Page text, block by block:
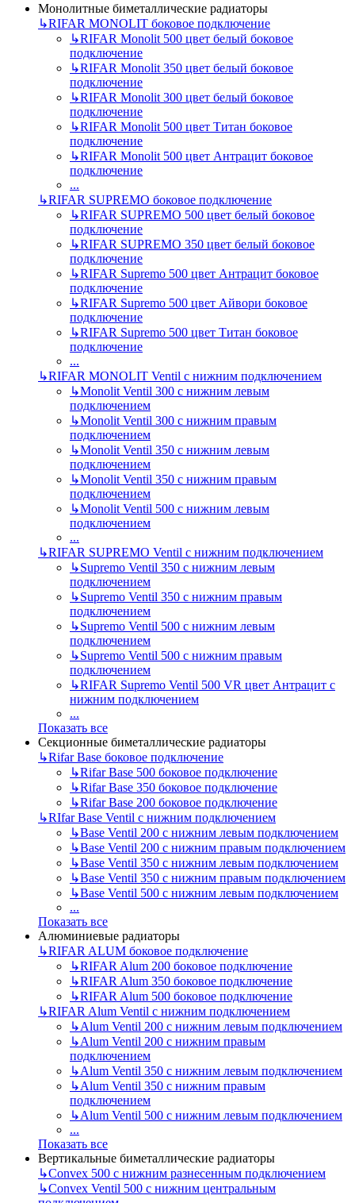
Монолитные биметаллические радиаторы
↳RIFAR MONOLIT боковое подключение
↳RIFAR Monolit 500 цвет белый боковое
подключение
↳RIFAR Monolit 350 цвет белый боковое
подключение
↳RIFAR Monolit 300 цвет белый боковое
подключение
↳RIFAR Monolit 500 цвет Титан боковое
подключение
↳RIFAR Monolit 500 цвет Антрацит боковое
подключение
...
↳RIFAR SUPREMO боковое подключение
↳RIFAR SUPREMO 500 цвет белый боковое
подключение
↳RIFAR SUPREMO 350 цвет белый боковое
подключение
↳RIFAR Supremo 500 цвет Антрацит боковое
подключение
↳RIFAR Supremo 500 цвет Айвори боковое
подключение
↳RIFAR Supremo 500 цвет Титан боковое
подключение
...
↳RIFAR MONOLIT Ventil с нижним подключением
↳Monolit Ventil 300 с нижним левым
подключением
↳Monolit Ventil 300 с нижним правым
подключением
↳Monolit Ventil 350 с нижним левым
подключением
↳Monolit Ventil 350 с нижним правым
подключением
↳Monolit Ventil 500 с нижним левым
подключением
...
↳RIFAR SUPREMO Ventil с нижним подключением
↳Supremo Ventil 350 с нижним левым
подключением
↳Supremo Ventil 350 с нижним правым
подключением
↳Supremo Ventil 500 с нижним левым
подключением
↳Supremo Ventil 500 с нижним правым
подключением
↳RIFAR Supremo Ventil 500 VR цвет Антрацит с
нижним подключением
...
Показать все
Секционные биметаллические радиаторы
↳Rifar Base боковое подключение
↳Rifar Base 500 боковое подключение
↳Rifar Base 350 боковое подключение
↳Rifar Base 200 боковое подключение
↳RIfar Base Ventil с нижним подключением
↳Base Ventil 200 с нижним левым подключением
↳Base Ventil 200 с нижним правым подключением
↳Base Ventil 350 с нижним левым подключением
↳Base Ventil 350 с нижним правым подключением
↳Base Ventil 500 с нижним левым подключением
...
Показать все
Алюминиевые радиаторы
↳RIFAR ALUM боковое подключение
↳RIFAR Alum 200 боковое подключение
↳RIFAR Alum 350 боковое подключение
↳RIFAR Alum 500 боковое подключение
↳RIFAR Alum Ventil с нижним подключением
↳Alum Ventil 200 с нижним левым подключением
↳Alum Ventil 200 с нижним правым
подключением
↳Alum Ventil 350 с нижним левым подключением
↳Alum Ventil 350 с нижним правым
подключением
↳Alum Ventil 500 с нижним левым подключением
...
Показать все
Вертикальные биметаллические радиаторы
↳Convex 500 с нижним разнесенным подключением
↳Convex Ventil 500 с нижним центральным